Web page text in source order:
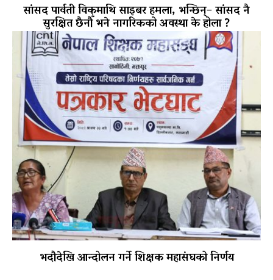
सांसद पार्वती विकमाथि साइबर हमला, भन्छिन्– सांसद नै
सुरक्षित छैनौँ भने नागरिकको अवस्था के होला ?
भदौदेखि आन्दोलन गर्ने शिक्षक महासंघको निर्णय